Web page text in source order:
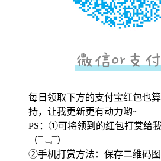
每日领取下方的支付宝红包也
持，让我更新更有动力哟~
PS：①可将领到的红包打赏给
（¯﹃¯）
②手机打赏方法：保存二维码